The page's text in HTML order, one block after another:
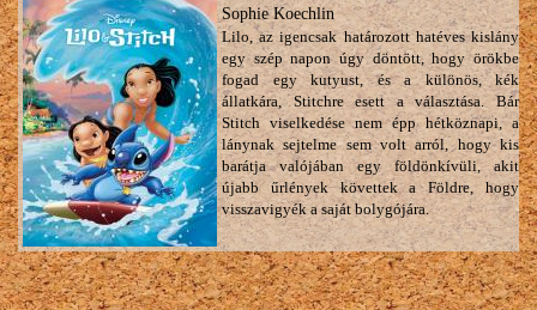
Sophie Koechlin
Lilo, az igencsak határozott hatéves kislány
egy szép napon úgy döntött, hogy örökbe
fogad egy kutyust, és a különös, kék
állatkára, Stitchre esett a választása. Bár
Stitch viselkedése nem épp hétköznapi, a
lánynak sejtelme sem volt arról, hogy kis
barátja valójában egy földönkívüli, akit
újabb űrlények követtek a Földre, hogy
visszavigyék a saját bolygójára.